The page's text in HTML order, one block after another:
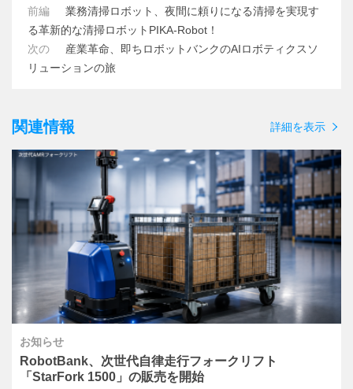
前編
業務清掃ロボット、夜間に頼りになる清掃を実現す
る革新的な清掃ロボットPIKA-Robot！
次の
産業革命、即ちロボットバンクのAIロボティクスソ
リューションの旅
関連情報 詳細を表示
お知らせ
RobotBank、次世代自律走行フォークリフト
「StarFork 1500」の販売を開始